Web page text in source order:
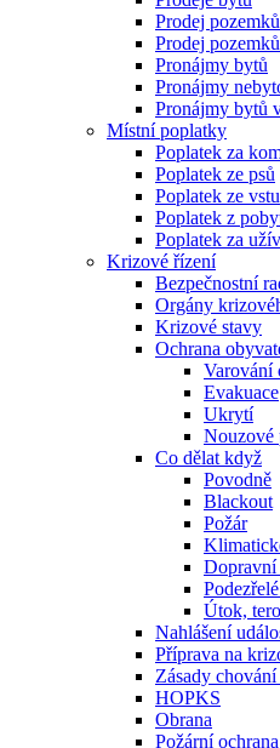
Prodej
Prodej
Pronájmy bytů
Pronájmy
Pronájmy bytů
Místní poplatky
Poplatek za
Poplatek ze psů
Poplatek ze
Poplatek z
Poplatek za
Krizové řízení
Bezpečnostní
Orgány
Krizové stavy
Ochrana
Varování
Evakuace
Ukrytí
Nouzové
Co dělat když
Povodně
Blackout
Požár
Dopravní
Útok,
Nahlášení
Příprava na
Zásady
HOPKS
Obrana
Požární ochrana